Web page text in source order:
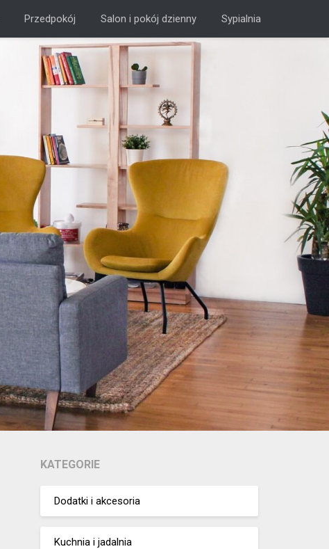
Przedpokój Salon i pokój dzienny Sypialnia
KATEGORIE
Dodatki i akcesoria
Kuchnia i jadalnia